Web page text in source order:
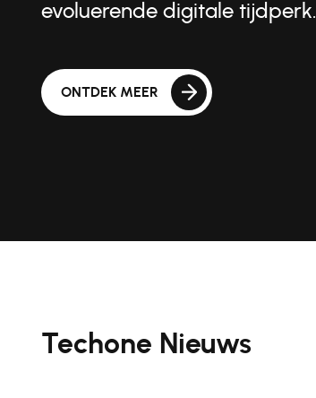
evoluerende digitale tijdperk.
ONTDEK MEER
Techone Nieuws